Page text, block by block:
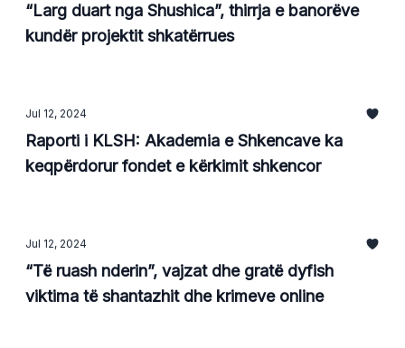
“Larg duart nga Shushica”, thirrja e banorëve
kundër projektit shkatërrues
Jul 12, 2024
Raporti i KLSH: Akademia e Shkencave ka
keqpërdorur fondet e kërkimit shkencor
Jul 12, 2024
“Të ruash nderin”, vajzat dhe gratë dyfish
viktima të shantazhit dhe krimeve online